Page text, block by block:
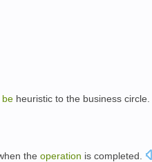
be heuristic to the business circle
the operation is completed